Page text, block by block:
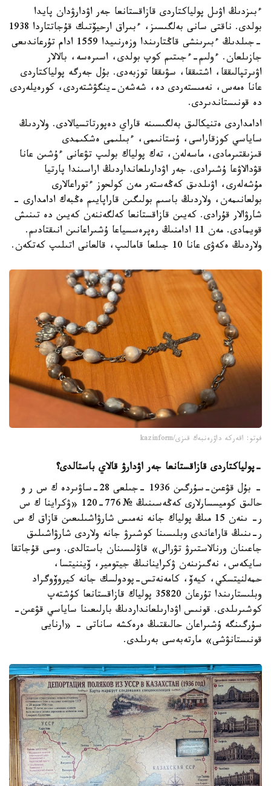
ءبىزدىڭ اۋىل پولياكتاردى قازاقستانعا جەر اۋدارۋدان پايدا
بولدى. ناقتى سانى بەلگىسىز، ءبىراق ارحيۆتىك قۇجاتتاردا 1938
-جىلدىڭ ءبىرىنشى قاڭتارىندا وزەرنىيدا 1559 ادام تۇرعاندىعى
جازىلعان. ءولىم-ءجىتىم كوپ بولدى، اسىرەسە، بالالار
اۋىرتپالىققا، اشتىققا، سۋىققا توزبەدى. بۇل جەرگە پولياكتاردى
عانا ەمەس، نەمىستەردى دە، شەشەن-ينگۋشتەردى، كورەيلەردى
دە قونىستاندىردى.
ادامداردى ەتنيكالىق بەلگىسىنە قاراي دەپورتاتسيالادى. ولاردىڭ
ساياسي كوزقاراسى، ۇستانىمى، ءبىلىمى ەشكىمدى
قىزىقتىرمادى، ماسەلەن، تەك پولياك بولىپ تۋعانى ءۇشىن عانا
قۋدالاۋعا ۇشىرادى. جەر اۋدارىلعانداردىڭ اراسىندا پارتيا
مۇشەلەرى، اۋىلدىق كەڭەستەر مەن كولحوز ءتوراعالارى
بولعانىمەن، ولاردىڭ باسىم بولىگىن قاراپايىم ەڭبەك ادامدارى -
شارۋالار قۇرادى. كەيىن قازاقستانعا كەلگەننەن كەيىن دە تىنىش
قويمادى. مەن 11 ادامنىڭ رەپرەسسياعا ۇشىراعانىن انىقتادىم.
ولاردىڭ ەكەۋى عانا 10 جىلعا قامالىپ، قالعانى اتىلىپ كەتكەن.
فوتو: اقەركە داۋرەنبەك قىزى/kazinform
-پولياكتاردى قازاقستانعا جەر اۋدارۋ قالاي باستالدى؟
- بۇل قۋعىن-سۇرگىن 1936 -جىلعى 28-ساۋىردە ك س ر و
حالىق كوميسسارلارى كەڭەسىنىڭ № 776-120 «ۋكراينا ك س
ر- ىنەن 15 مىڭ پولياك جانە نەمىس شارۋاشىلىعىن قازاق ك س
ر-ىنىڭ قاراعاندى وبلىسىنا كوشىرۋ جانە ولاردى شارۋاشىلىق
جاعىنان ورنالاستىرۋ تۋرالى» قاۋلىسىنان باستالدى. وسى قۇجاتقا
سايكەس، نەگىزىنەن ۋكراينانىڭ جيتومير، ۆيننيتسا،
حمەلنيتسكي، كيەۆ، كامەنەتس-پودولسك جانە كيروۆوگراد
وبلىستارىندا تۇرعان 35820 پولياك قازاقستانعا كۇشتەپ
كوشىرىلدى. قونىس اۋدارىلعانداردىڭ بارلىعىنا ساياسي قۋعىن-
سۇرگىنگە ۇشىراعان حالىقتىڭ ەرەكشە ساناتى - «ارنايى
قونىستانۋشى» مارتەبەسى بەرىلدى.